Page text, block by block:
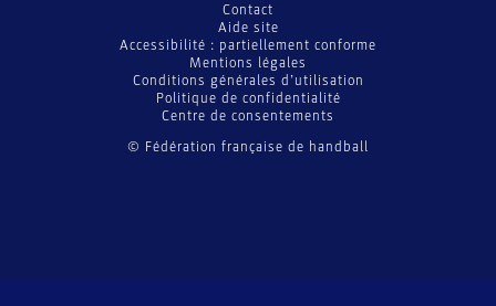
© Fédération française de handball
Contact
Aide site
Accessibilité : partiellement conforme
Mentions légales
Conditions générales d’utilisation
Politique de confidentialité
Centre de consentements